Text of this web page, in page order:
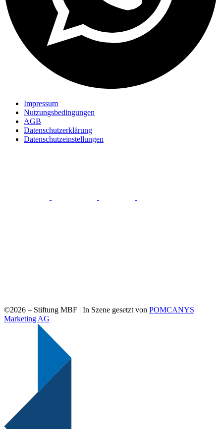
Impressum
Nutzungsbedingungen
AGB
Datenschutzerklärung
Datenschutzeinstellungen
©2026 – Stiftung MBF | In Szene gesetzt von POMCANYS
Marketing AG